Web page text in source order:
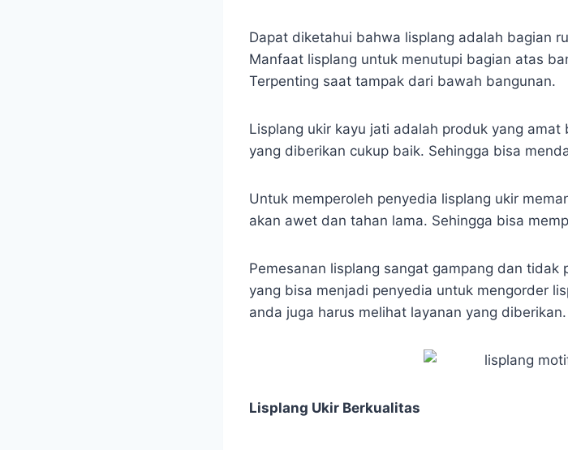
Dapat diketahui bahwa lisplang adalah bagian
Manfaat lisplang untuk menutupi bagian atas
Terpenting saat tampak dari bawah bangunan.
Lisplang ukir kayu jati adalah produk yang
yang diberikan cukup baik. Sehingga bisa
Untuk memperoleh penyedia lisplang ukir
akan awet dan tahan lama. Sehingga bisa
Pemesanan lisplang sangat gampang dan tidak
yang bisa menjadi penyedia untuk mengorder
anda juga harus melihat layanan yang diberikan.
Lisplang Ukir Berkualitas